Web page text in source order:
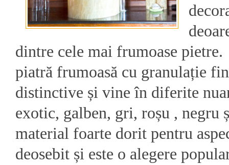
dintre cele mai frumoase
piatră frumoasă cu granulație
distinctive și vine în diferite
exotic, galben, gri, roșu , negru
material foarte dorit pentru
deosebit și este o alegere